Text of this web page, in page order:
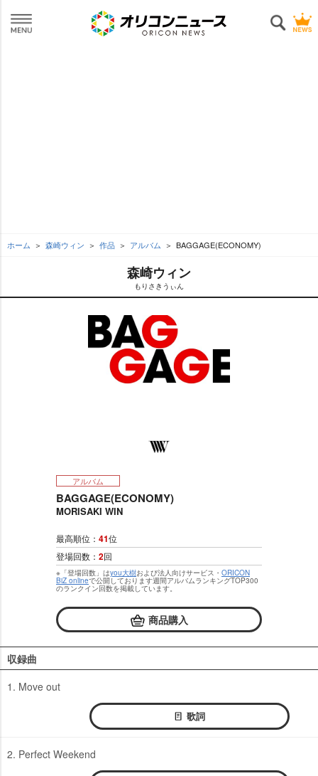
ホーム 森崎ウィン 作品 アルバム BAGGAGE(ECONOMY)
森崎ウィン
もりさきうぃん
アルバム
BAGGAGE(ECONOMY)
MORISAKI WIN
最高順位： 41位
登場回数： 2回
※「登場回数」はyou大樹および法人向けサービス・ ORICON
BiZ onlineで公開しております週間アルバムランキングTOP300
のランクイン回数を掲載しています。
商品購入
収録曲
1. Move out
歌詞
2. Perfect Weekend